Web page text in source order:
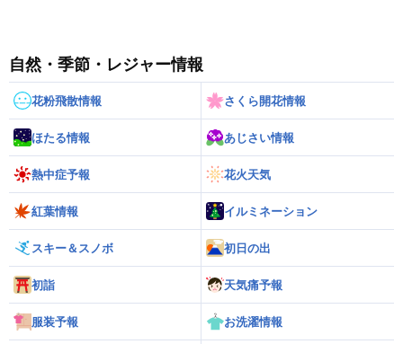
自然・季節・レジャー情報
花粉飛散情報 さくら開花情報
ほたる情報 あじさい情報
熱中症予報 花火天気
紅葉情報 イルミネーション
スキー＆スノボ 初日の出
初詣 天気痛予報
服装予報 お洗濯情報